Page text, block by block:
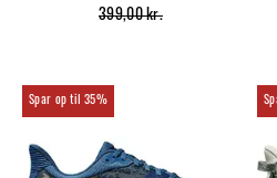
399,00 kr.
35%